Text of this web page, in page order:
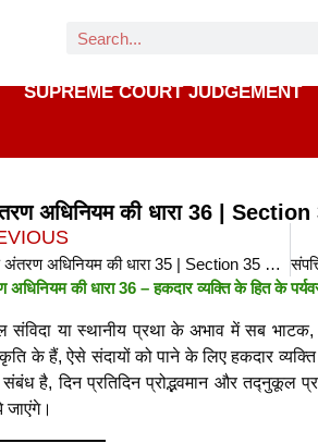
SUPREME COURT JUDGEMENT
अधिनियम की धारा 36 |
संपत्ति अंतरण अधिनियम की धारा 35 | Section 35 TPA in hindi
अधिनियम की धारा 36 – हकदार व्यक्ति के हित के
संविदा या स्थानीय प्रथा के अभाव में सब
के हैं, ऐसे संदायों को पाने के लिए हकदार
है, दिन प्रतिदिन प्रोद्भवमान और तद्नुकूल